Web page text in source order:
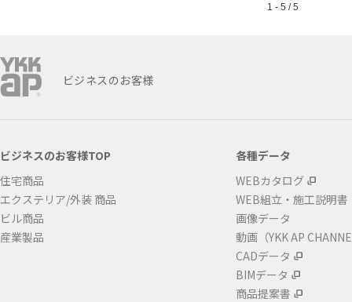
1 - 5 / 5
ビジネスのお客様
ビジネスのお客様TOP
住宅商品
エクステリア/外装 商品
ビル商品
産業製品
各種データ
WEBカタログ
WEB組立・施工説明書
画像データ
動画（YKK AP
CADデータ
BIMデータ
商品提案書